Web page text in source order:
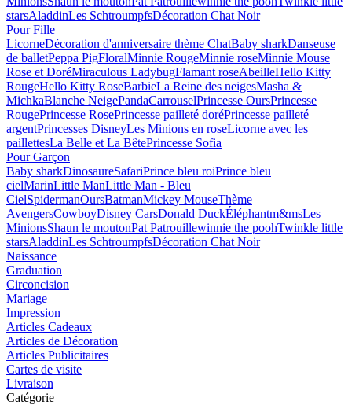
starsAladdinLes SchtroumpfsDécoration Chat Noir
Pour Fille
LicorneDécoration d'anniversaire thème ChatBaby sharkDanseuse
de balletPeppa PigFloralMinnie RougeMinnie roseMinnie Mouse
Rose et DoréMiraculous LadybugFlamant roseAbeilleHello Kitty
RougeHello Kitty RoseBarbieLa Reine des neigesMasha &
MichkaBlanche NeigePandaCarrouselPrincesse OursPrincesse
RougePrincesse RosePrincesse pailleté doréPrincesse pailleté
argentPrincesses DisneyLes Minions en roseLicorne avec les
paillettesLa Belle et La BêtePrincesse Sofia
Pour Garçon
Baby sharkDinosaureSafariPrince bleu roiPrince bleu
cielMarinLittle ManLittle Man - Bleu
CielSpidermanOursBatmanMickey MouseThème
AvengersCowboyDisney CarsDonald DuckÉléphantm&msLes
MinionsShaun le moutonPat Patrouillewinnie the poohTwinkle little
starsAladdinLes SchtroumpfsDécoration Chat Noir
Naissance
Graduation
Circoncision
Mariage
Impression
Articles Cadeaux
Articles de Décoration
Articles Publicitaires
Cartes de visite
Livraison
Catégorie